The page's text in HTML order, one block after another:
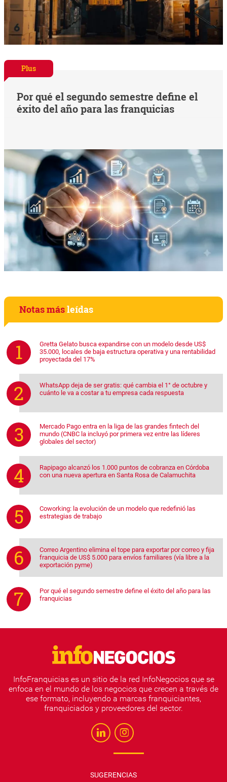
Plus
Por qué el segundo semestre define el
éxito del año para las franquicias
Notas másleídas
Gretta Gelato busca expandirse con un modelo desde US$
35.000, locales de baja estructura operativa y una rentabilidad
proyectada del 17%
WhatsApp deja de ser gratis: qué cambia el 1° de octubre y
cuánto le va a costar a tu empresa cada respuesta
Mercado Pago entra en la liga de las grandes fintech del
mundo (CNBC la incluyó por primera vez entre las líderes
globales del sector)
Rapipago alcanzó los 1.000 puntos de cobranza en Córdoba
con una nueva apertura en Santa Rosa de Calamuchita
Coworking: la evolución de un modelo que redefinió las
estrategias de trabajo
Correo Argentino elimina el tope para exportar por correo y fija
franquicia de US$ 5.000 para envíos familiares (vía libre a la
exportación pyme)
Por qué el segundo semestre define el éxito del año para las
franquicias
InfoFranquicias es un sitio de la red InfoNegocios que se
enfoca en el mundo de los negocios que crecen a través de
ese formato, incluyendo a marcas franquiciantes,
franquiciados y proveedores del sector.
SUGERENCIAS